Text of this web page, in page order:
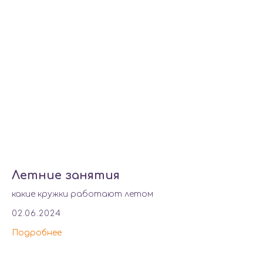
Летние занятия
какие кружки работают летом
02.06.2024
Подробнее